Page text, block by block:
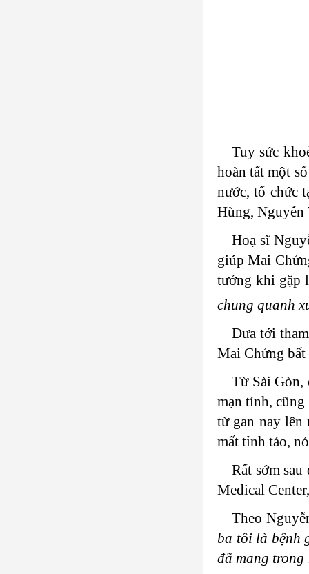
Tuy sức
hoàn tất một
nước, tổ chức
Hùng, Nguyễn
Hoạ sĩ
giúp Mai
tưởng khi gặp
chung quanh
Đưa tới
Mai Chửng bất
Từ Sài
mạn tính,
từ gan nay
mất tỉnh táo,
Rất sớm
Medical
Theo
ba tôi là bệnh
đã mang